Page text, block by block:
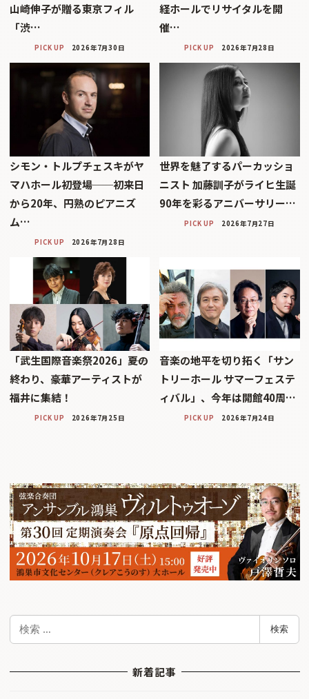
山崎伸子が贈る東京フィル
「渋…
PICK UP 2026年7月30日
経ホールでリサイタルを開
催…
PICK UP 2026年7月28日
シモン・トルプチェスキがヤ
マハホール初登場──初来日
から20年、円熟のピアニズ
ム…
PICK UP 2026年7月28日
世界を魅了するパーカッショ
ニスト 加藤訓子がライヒ生誕
90年を彩るアニバーサリー…
PICK UP 2026年7月27日
「武生国際音楽祭2026」――夏の
終わり、豪華アーティストが
福井に集結！
PICK UP 2026年7月25日
音楽の地平を切り拓く「サン
トリーホール サマーフェステ
ィバル」、今年は開館40周…
PICK UP 2026年7月24日
検
検索
新着記事